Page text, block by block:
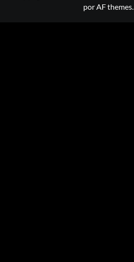
por AF themes.